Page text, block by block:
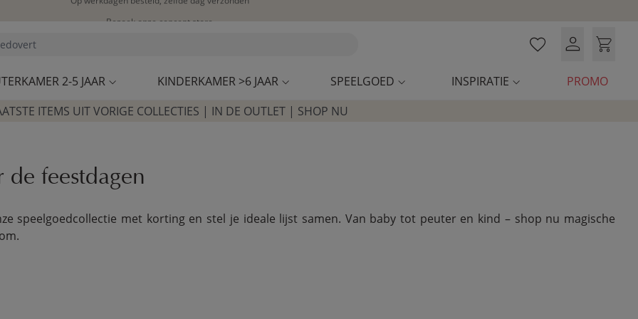
2-5 JAAR KINDERKAMER >6 JAAR SPEELGOED INSPIRATIE
PROMO
ITEMS UIT VORIGE COLLECTIES | IN DE OUTLET | SHOP NU
feestdagen
speelgoedcollectie met korting en stel je ideale lijst samen. Van baby tot peuter en kind – shop nu magische